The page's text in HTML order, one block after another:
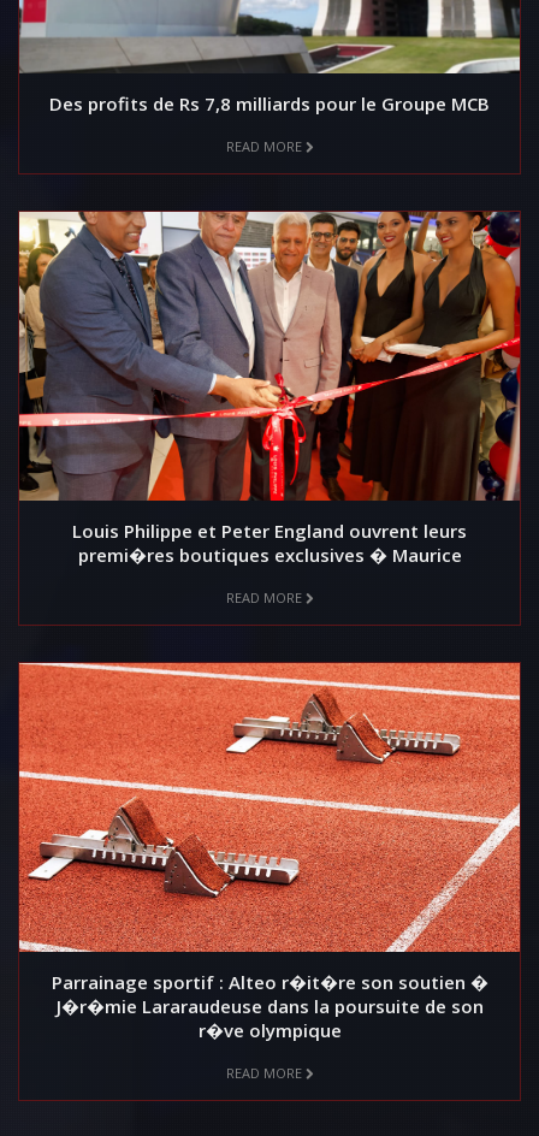
Des profits de Rs 7,8 milliards pour le Groupe MCB
READ MORE
Louis Philippe et Peter England ouvrent leurs
premi�res boutiques exclusives � Maurice
READ MORE
Parrainage sportif : Alteo r�it�re son soutien �
J�r�mie Lararaudeuse dans la poursuite de son
r�ve olympique
READ MORE